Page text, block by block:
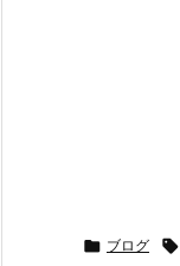
 ブログ 